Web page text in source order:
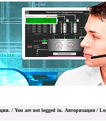
/ You are not logged in. Авторизация /